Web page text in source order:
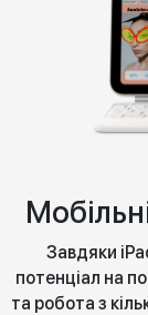
Завдяки
потенціал на
та робота з